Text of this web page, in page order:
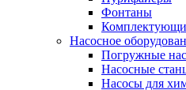
Фонтаны
Насосное
Погружные
Насосные
Насосы для